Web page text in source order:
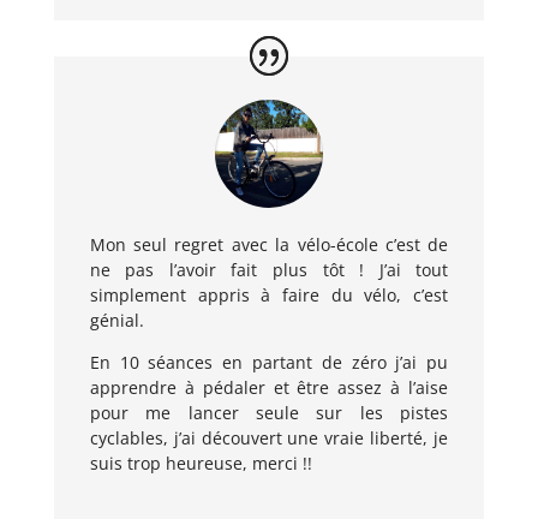
Mon seul regret avec la vélo-école c’est de
ne pas l’avoir fait plus tôt ! J’ai tout
simplement appris à faire du vélo, c’est
génial.
En 10 séances en partant de zéro j’ai pu
apprendre à pédaler et être assez à l’aise
pour me lancer seule sur les pistes
cyclables, j’ai découvert une vraie liberté, je
suis trop heureuse, merci !!